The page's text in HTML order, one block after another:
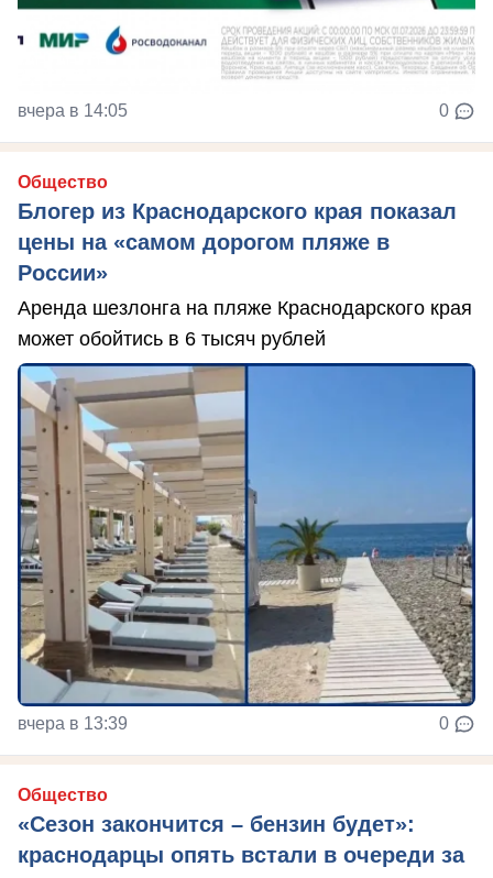
вчера в 14:05 0
Общество
Блогер из Краснодарского края показал
цены на «самом дорогом пляже в
России»
Аренда шезлонга на пляже Краснодарского края
может обойтись в 6 тысяч рублей
вчера в 13:39 0
Общество
«Сезон закончится – бензин будет»:
краснодарцы опять встали в очереди за